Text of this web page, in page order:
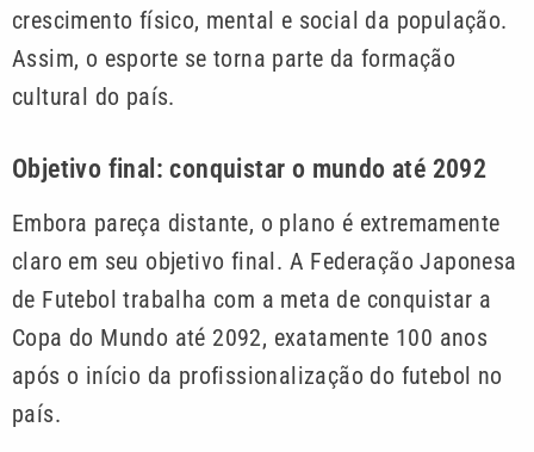
crescimento físico, mental e social da população.
Assim, o esporte se torna parte da formação
cultural do país.
Objetivo final: conquistar o mundo até 2092
Embora pareça distante, o plano é extremamente
claro em seu objetivo final. A Federação Japonesa
de Futebol trabalha com a meta de conquistar a
Copa do Mundo até 2092, exatamente 100 anos
após o início da profissionalização do futebol no
país.